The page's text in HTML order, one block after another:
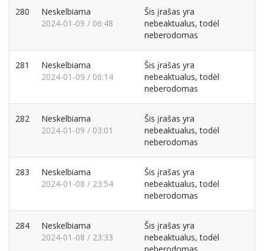
280
Neskelbiama
2024-01-09 / 06:48
Šis įrašas yra
nebeaktualus, todėl
neberodomas
281
Neskelbiama
2024-01-09 / 06:14
Šis įrašas yra
nebeaktualus, todėl
neberodomas
282
Neskelbiama
2024-01-09 / 03:01
Šis įrašas yra
nebeaktualus, todėl
neberodomas
283
Neskelbiama
2024-01-08 / 23:54
Šis įrašas yra
nebeaktualus, todėl
neberodomas
284
Neskelbiama
2024-01-08 / 23:33
Šis įrašas yra
nebeaktualus, todėl